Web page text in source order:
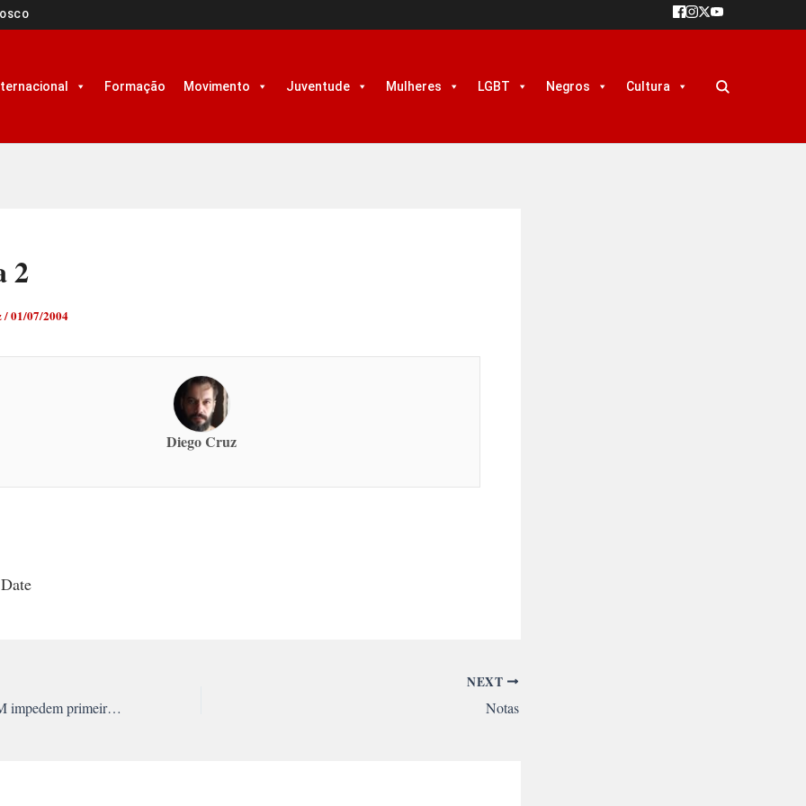
Formação Movimento Juventude Mulheres LGBT Negros Cultura
2
/01/07/2004
Diego Cruz
Estudantes da UFAM impedem primeira audiência do MEC sobre reforma universitária
NEXT
Notas